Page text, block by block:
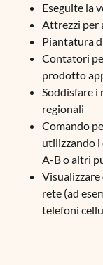
Eseguite la
Attrezzi per
Piantatura
Contatori
prodotto
Soddisfare
regionali
Comando
utilizzando i
A-B o altri
Visualizzare
rete (ad
telefoni